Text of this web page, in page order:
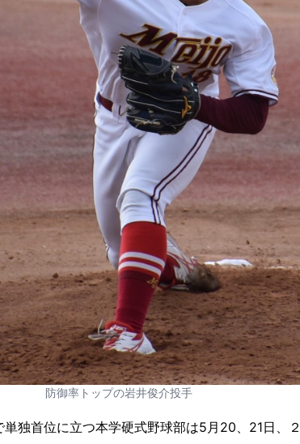
防御率トップの岩井俊介投手
独首位に立つ本学硬式野球部は5月20、21日、